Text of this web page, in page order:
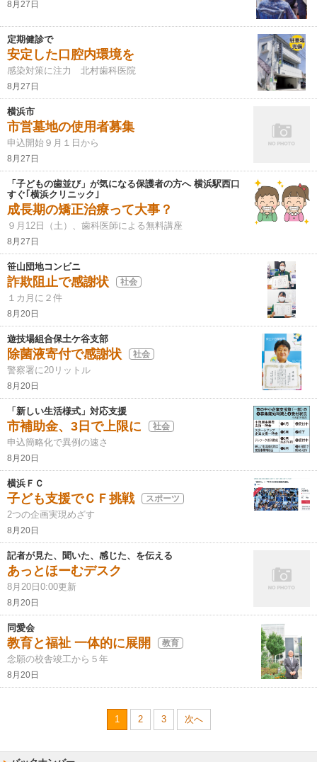
8月27日
定期健診で
安定した口腔内環境を
感染対策に注力 北村歯科医院
8月27日
横浜市
市営墓地の使用者募集
申込開始９月１日から
8月27日
「子どもの歯並び」が気になる保護者の方へ 横浜駅西口
すぐ｢横浜クリニック｣
成長期の矯正治療って大事？
９月12日（土）、歯科医師による無料講座
8月27日
笹山団地コンビニ
詐欺阻止で感謝状 社会
１カ月に２件
8月20日
遊技場組合保土ケ谷支部
除菌液寄付で感謝状 社会
警察署に20リットル
8月20日
「新しい生活様式」対応支援
市補助金、3日で上限に 社会
申込簡略化で異例の速さ
8月20日
横浜ＦＣ
子ども支援でＣＦ挑戦 スポーツ
2つの企画実現めざす
8月20日
記者が見た、聞いた、感じた、を伝える
あっとほーむデスク
8月20日0:00更新
8月20日
同愛会
教育と福祉 一体的に展開 教育
念願の校舎竣工から５年
8月20日
1 2 3 次へ